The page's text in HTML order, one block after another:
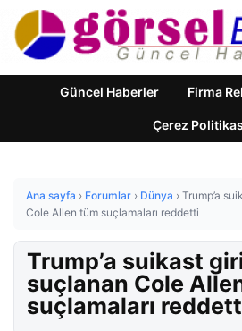
Güncel Haberler Firma
Çerez
Ana sayfa › Forumlar › Dünya › Trump’a
Cole Allen tüm suçlamaları reddetti
Trump’a suikast
suçlanan Cole
suçlamaları